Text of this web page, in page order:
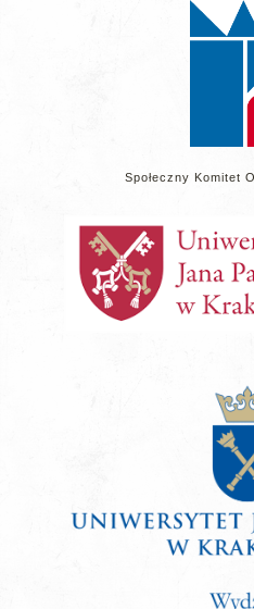
Społeczny Komitet